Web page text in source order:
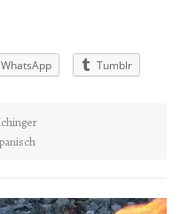
WhatsApp Tumblr